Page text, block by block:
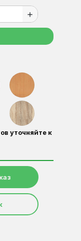
add
уточняйте к